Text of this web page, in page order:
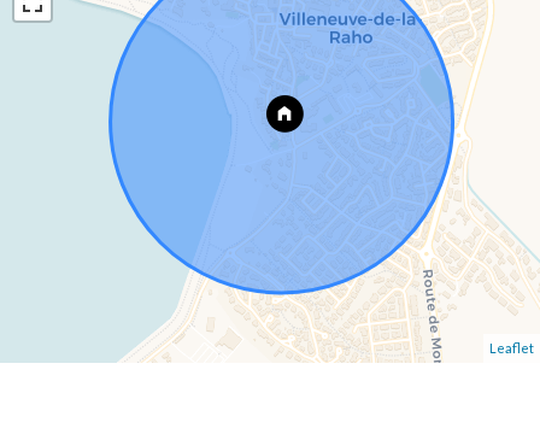
Leaflet